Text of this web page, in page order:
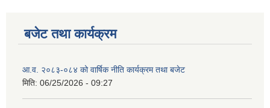
बजेट तथा कार्यक्रम
आ.व. २०८३-०८४ को वार्षिक नीति कार्यक्रम तथा बजेट
मिति: 06/25/2026 - 09:27